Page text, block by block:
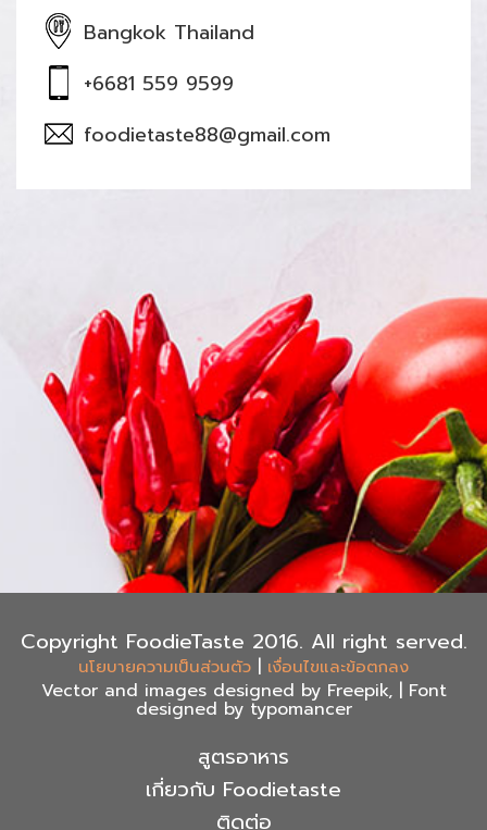
Bangkok Thailand
+6681 559 9599
foodietaste88@gmail.com
Copyright FoodieTaste 2016. All right served.
นโยบายความเป็นส่วนตัว | เงื่อนไขและข้อตกลง
Vector and images designed by Freepik, | Font
designed by typomancer
สูตรอาหาร
เกี่ยวกับ Foodietaste
ติดต่อ